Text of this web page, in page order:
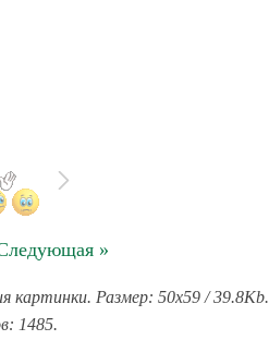
»
картинки. Размер: 50x59 / 39.8Kb.
1485.